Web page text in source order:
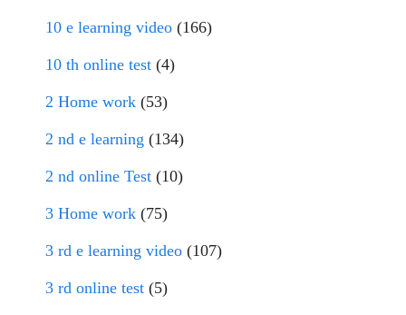
10 e learning video (166)
10 th online test (4)
2 Home work (53)
2 nd e learning (134)
2 nd online Test (10)
3 Home work (75)
3 rd e learning video (107)
3 rd online test (5)